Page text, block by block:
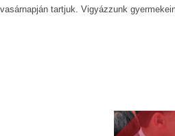
tartjuk. Vigyázzunk